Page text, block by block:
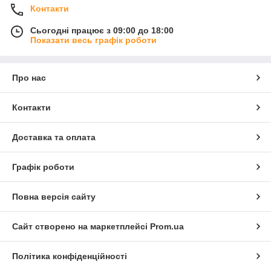
Контакти
Сьогодні працює з 09:00 до 18:00
Показати весь графік роботи
Про нас
Контакти
Доставка та оплата
Графік роботи
Повна версія сайту
Сайт створено на маркетплейсі Prom.ua
Політика конфіденційності